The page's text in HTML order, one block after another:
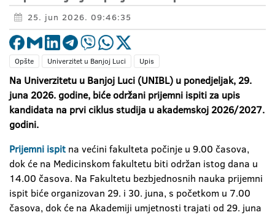
25. jun 2026. 09:46:35
Opšte Univerzitet u Banjoj Luci Upis
Na Univerzitetu u Banjoj Luci (UNIBL) u ponedjeljak, 29.
juna 2026. godine, biće održani prijemni ispiti za upis
kandidata na prvi ciklus studija u akademskoj 2026/2027.
godini.
Prijemni ispit na većini fakulteta počinje u 9.00 časova,
dok će na Medicinskom fakultetu biti održan istog dana u
14.00 časova. Na Fakultetu bezbjednosnih nauka prijemni
ispit biće organizovan 29. i 30. juna, s početkom u 7.00
časova, dok će na Akademiji umjetnosti trajati od 29. juna